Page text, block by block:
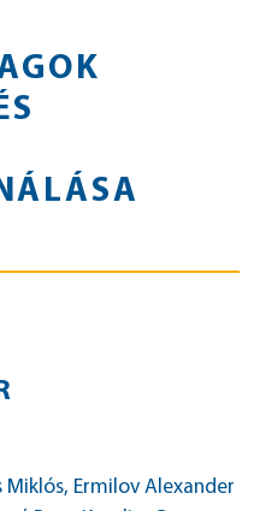
Miklós, Ermilov Alexander